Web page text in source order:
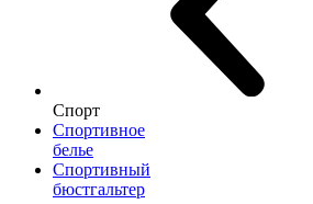
Спорт
Спортивное
белье
Спортивный
бюстгальтер